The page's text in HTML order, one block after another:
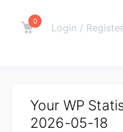
content
Cart
0
Login / Register
Your WP
2026-05-18